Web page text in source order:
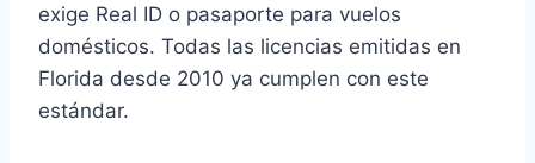
exige Real ID o pasaporte para vuelos
domésticos. Todas las licencias emitidas en
Florida desde 2010 ya cumplen con este
estándar.